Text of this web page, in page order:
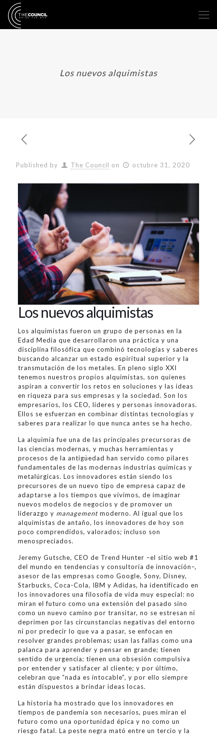
Los nuevos alquimistas
Published by The Council on octubre 31, 2020
Los nuevos alquimistas
Los alquimistas fueron un grupo de personas en la
Edad Media que desarrollaron una práctica y una
disciplina filosófica que combinó tecnologías y saberes
buscando alcanzar un estado espiritual superior y la
transmutación de los metales. En pleno siglo XXI
tenemos nuestros propios alquimistas, son quienes
aspiran a convertir los retos en soluciones y las ideas
en riqueza para sus empresas y la sociedad. Son los
empresarios, los CEO, líderes y personas innovadoras.
Ellos se esfuerzan en combinar distintas tecnologías y
saberes para realizar lo que nunca antes se ha hecho.
La alquimia fue una de las principales precursoras de
las ciencias modernas, y muchas herramientas y
procesos de la antigüedad han servido como pilares
fundamentales de las modernas industrias químicas y
metalúrgicas. Los innovadores están siendo los
precursores de un nuevo tipo de empresa capaz de
adaptarse a los tiempos que vivimos, de imaginar
nuevos modelos de negocios y de promover un
liderazgo y managementmoderno. Al igual que los
alquimistas de antaño, los innovadores de hoy son
poco comprendidos, valorados; incluso son
menospreciados.
Jeremy Gutsche, CEO de Trend Hunter –el sitio web #1
del mundo en tendencias y consultoría de innovación–,
asesor de las empresas como Google, Sony, Disney,
Starbucks, Coca-Cola, IBM y Adidas, ha identificado en
los innovadores una filosofía de vida muy especial: no
miran el futuro como una extensión del pasado sino
como un nuevo camino por transitar, no se estresan ni
deprimen por las circunstancias negativas del entorno
ni por predecir lo que va a pasar, se enfocan en
resolver grandes problemas; usan las fallas como una
palanca para aprender y pensar en grande; tienen
sentido de urgencia; tienen una obsesión compulsiva
por entender y satisfacer al cliente; y por último,
celebran que “nada es intocable”, y por ello siempre
están dispuestos a brindar ideas locas.
La historia ha mostrado que los innovadores en
tiempos de pandemia son necesarios, pues miran el
futuro como una oportunidad épica y no como un
riesgo fatal. La peste negra mató entre un tercio y la